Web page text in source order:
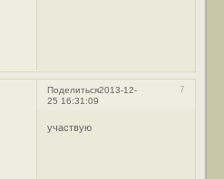
Поделиться 7
2013-12-
25 16:31:09
участвую